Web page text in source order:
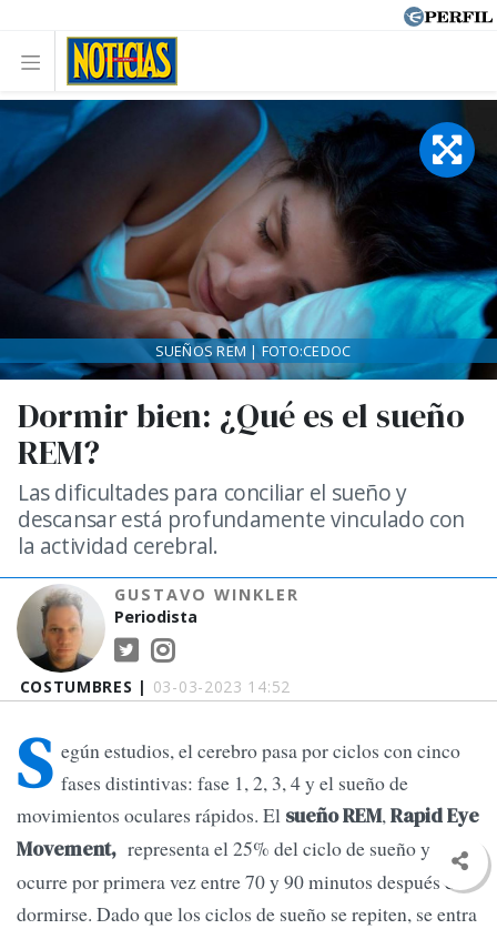
COSTUMBRES | 03-03-2023 14:52
Dormir bien: ¿Qué es el sueño
REM?
Las dificultades para conciliar el sueño y
descansar está profundamente vinculado con
la actividad cerebral.
GUSTAVO WINKLER
Periodista
SUEÑOS REM | FOTO:CEDOC
S egún estudios, el cerebro pasa por ciclos con cinco
fases distintivas: fase 1, 2, 3, 4 y el sueño de
movimientos oculares rápidos. El sueño REM,Rapid Eye
Movement, representa el 25% del ciclo de sueño y
ocurre por primera vez entre 70 y 90 minutos después de
dormirse. Dado que los ciclos de sueño se repiten, se entra